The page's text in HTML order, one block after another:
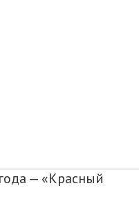
— «Красный